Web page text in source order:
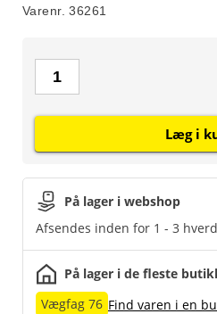
Varenr. 36261
På lager i webshop
Afsendes inden for 1 - 3
På lager i de fleste
Vægfag 76 Find varen i en
Læg i